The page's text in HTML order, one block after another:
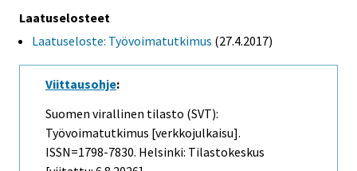
Laatuselosteet
Laatuseloste: Työvoimatutkimus (27.4.2017)
Viittausohje:
Suomen virallinen tilasto (SVT):
Työvoimatutkimus [verkkojulkaisu].
ISSN=1798-7830. Helsinki: Tilastokeskus